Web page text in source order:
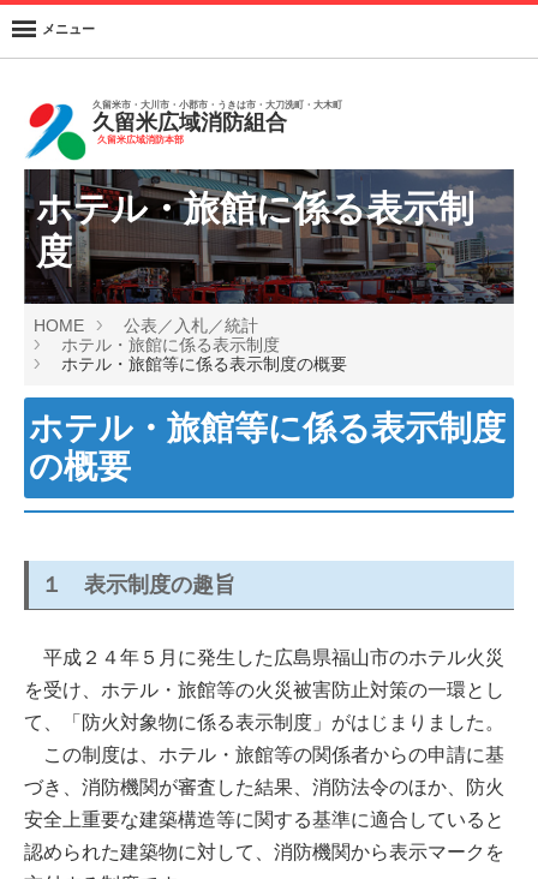
久留米市・大川市・小郡市・うきは市・大刀洗町・大木町
久留米広域消防組合
久留米広域消防本部
メニュー
ホテル・旅館に係る表示制
度
HOME
公表／入札／統計
ホテル・旅館に係る表示制度
ホテル・旅館等に係る表示制度の概要
ホテル・旅館等に係る表示制度
の概要
１ 表示制度の趣旨
平成２４年５月に発生した広島県福山市のホテル火災
を受け、ホテル・旅館等の火災被害防止対策の一環とし
て、「防火対象物に係る表示制度」がはじまりました。
この制度は、ホテル・旅館等の関係者からの申請に基
づき、消防機関が審査した結果、消防法令のほか、防火
安全上重要な建築構造等に関する基準に適合していると
認められた建築物に対して、消防機関から表示マークを